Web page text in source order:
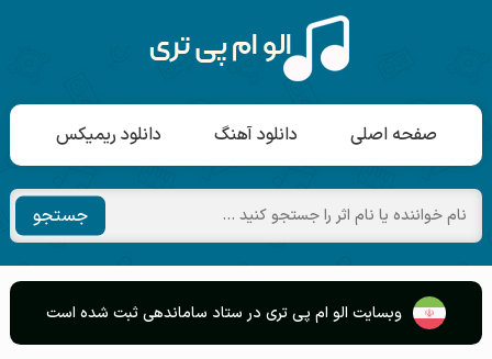
صفحه اصلی دانلود آهنگ دانلود ریمیکس
جستجو
وبسایت الو ام پی تری در ستاد ساماندهی ثبت شده است